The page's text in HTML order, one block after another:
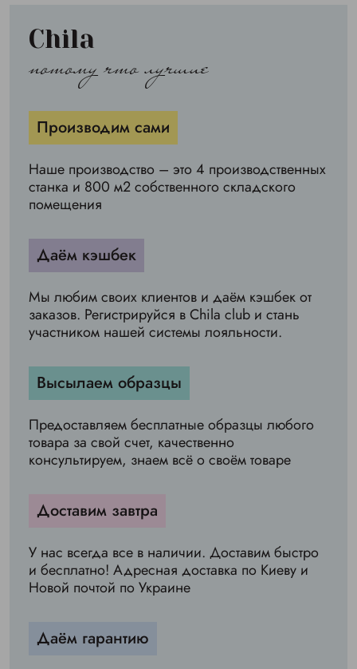
Chila
потому что лучшие
Производим сами
Наше производство – это 4 производственных
станка и 800 м2 собственного складского
помещения
Даём кэшбек
Мы любим своих клиентов и даём кэшбек от
заказов. Регистрируйся в Chila club и стань
участником нашей системы лояльности.
Высылаем образцы
Предоставляем бесплатные образцы любого
товара за свой счет, качественно
консультируем, знаем всё о своём товаре
Доставим завтра
У нас всегда все в наличии. Доставим быстро
и бесплатно! Адресная доставка по Киеву и
Новой почтой по Украине
Даём гарантию